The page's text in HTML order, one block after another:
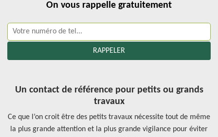
On vous rappelle gratuitement
Un contact de référence pour petits ou grands
travaux
Ce que l’on croit être des petits travaux nécessite tout de même
la plus grande attention et la plus grande vigilance pour éviter